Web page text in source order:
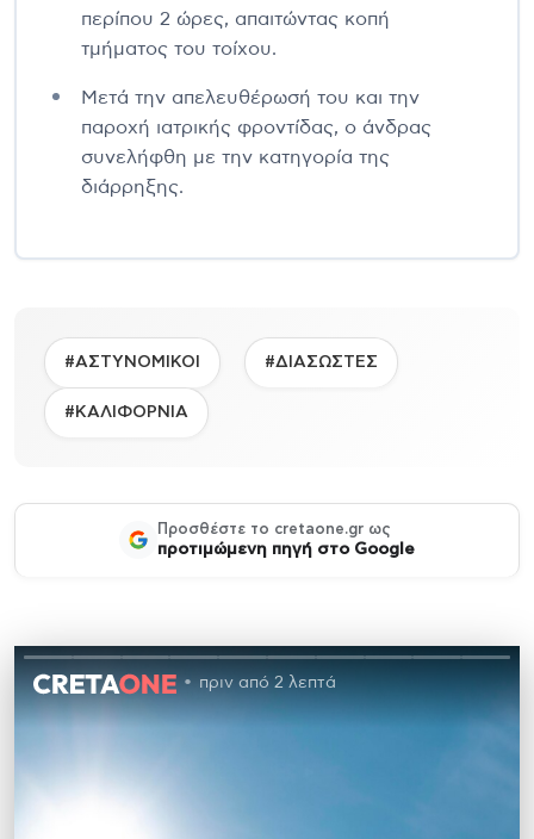
περίπου 2 ώρες, απαιτώντας κοπή
τμήματος του τοίχου.
Μετά την απελευθέρωσή του και την
παροχή ιατρικής φροντίδας, ο άνδρας
συνελήφθη με την κατηγορία της
διάρρηξης.
#ΑΣΤΥΝΟΜΙΚΟΙ #ΔΙΑΣΩΣΤΕΣ
#ΚΑΛΙΦΟΡΝΙΑ
Προσθέστε το cretaone.gr ως
προτιμώμενη πηγή στο Google
πριν από 2 λεπτά